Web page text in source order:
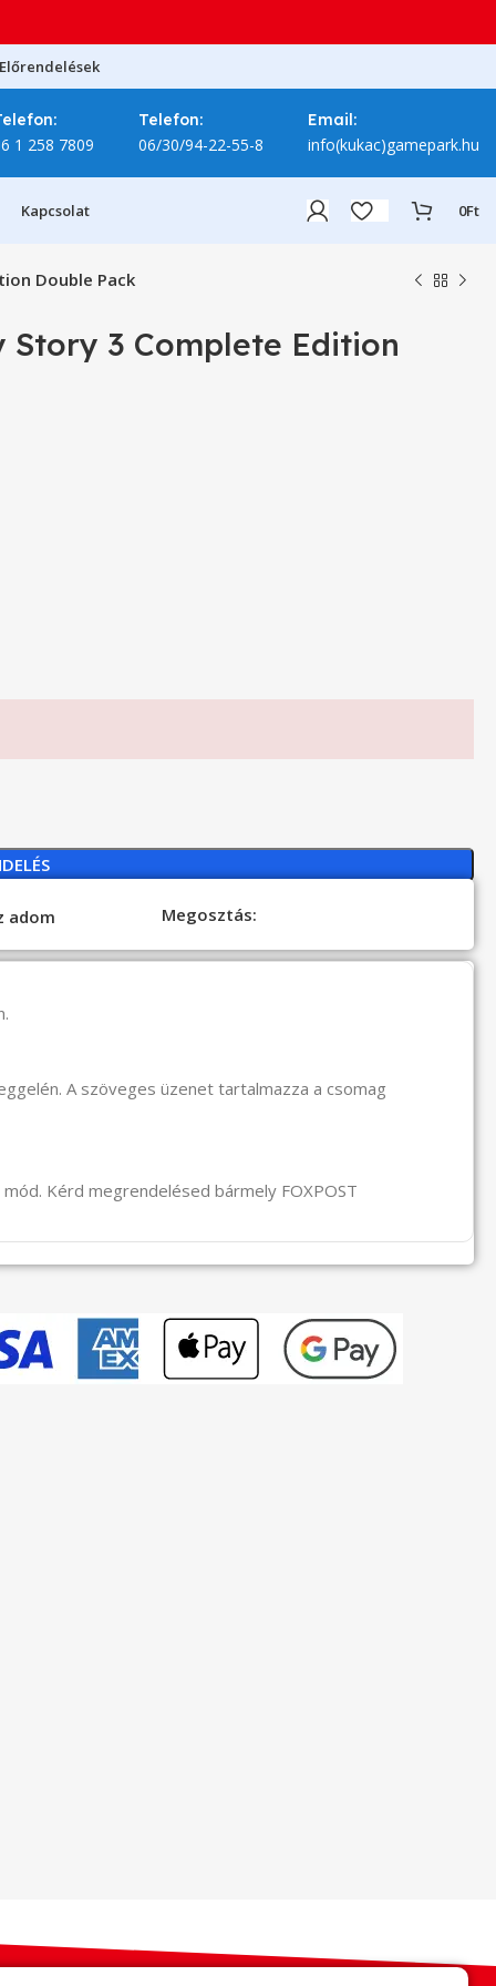
Előrendelések
1 258 7809
Telefon:
06/30/94-22-55-8
Email:
info(kukac)gamepark.hu
Kapcsolat 0Ft
Double Pack
Story 3 Complete Edition
adom Megosztás:
A szöveges üzenet tartalmazza a csomag
Kérd megrendelésed bármely FOXPOST